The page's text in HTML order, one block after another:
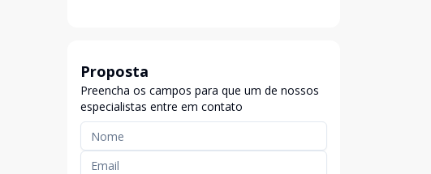
Proposta
Preencha os campos para que um de nossos
especialistas entre em contato